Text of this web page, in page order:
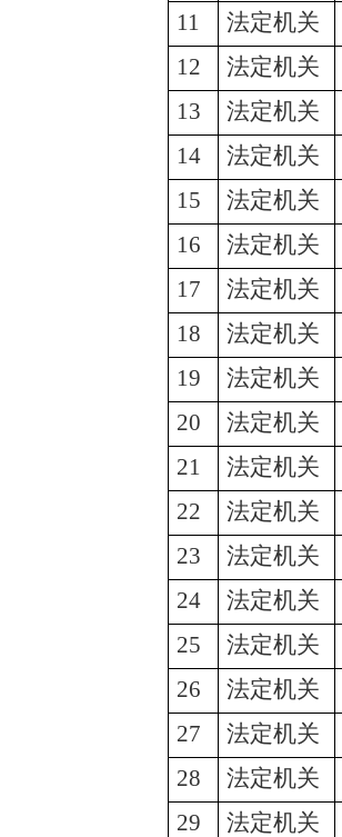
11
法定机关
12 法定机关
13 法定机关
14 法定机关
15
法定机关
16
法定机关
17
法定机关
18
法定机关
19
法定机关
20 法定机关
21
法定机关
22
法定机关
23
法定机关
24
法定机关
25
法定机关
26
法定机关
27
法定机关
28
法定机关
29
法定机关